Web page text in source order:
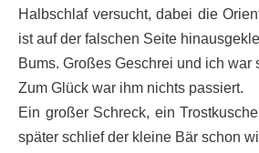
Halbschlaf versucht, dabei die
ist auf der falschen Seite
Bums. Großes Geschrei und ich war
Zum Glück war ihm nichts passiert.
Ein großer Schreck, ein
später schlief der kleine Bär schon